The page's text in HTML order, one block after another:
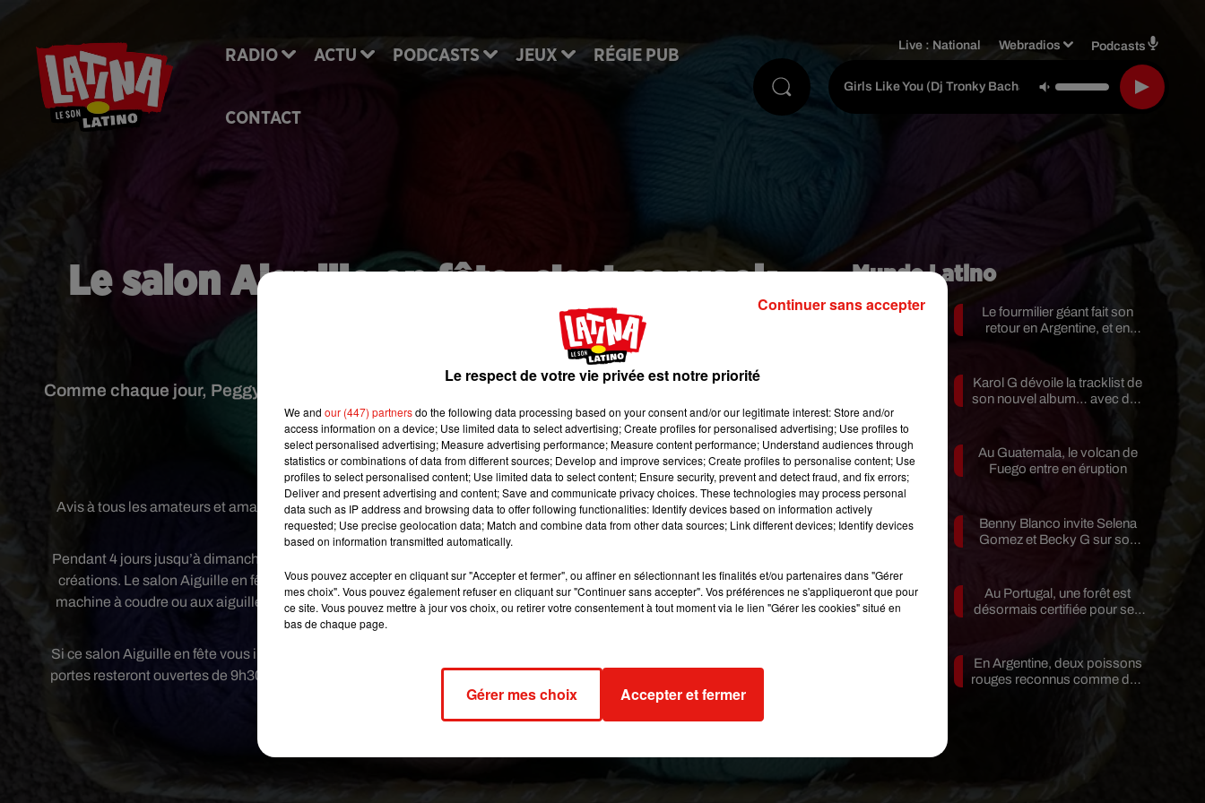
RADIO ACTU PODCASTS JEUX RÉGIE PUB
CONTACT
Live : National Webradios Podcasts
Girls Like You (dj Tronky Bachata Remix) - Maroon 5 Ft.
Le salon Aiguille en fête, c’est ce week-
Comme chaque jour, Peggy du Latino Show nous donne ses bons plans. Aujourd'hui c'est une idée
de sortie pour le week-end.
Crédit image:Pixabay
Avis à tous les amateurs et amatrices de tricot et autre broderie ; le salon aiguille en fête ouvre ses portes dès ce jeudi à
Paris au parc-exposition de la Porte de Versailles.
Pendant 4 jours jusqu’à dimanche, vous pourrez trouver sur place toute sorte de tissu, dentelle et patron pour vos futures
créations. Le salon Aiguille en fête c’est aussi de nombreux ateliers pour les débutant(e)s qui voudraient s’essayer à la
machine à coudre ou aux aiguilles. Enfin des animations un peu plus ludiques sont prévues comme le speed knitting, le
Championnat de France de tricot de vitesse.
Si ce salon Aiguille en fête vous intéresse, il fait nocturne jeudi pour son premier jour d’ouverture de 9h30 à 21h. Sinon les
portes resteront ouvertes de 9h30 à 18h30 vendredi et samedi et 9h30 à 17h dimanche. Côté tarif, si vous achetez le billet
c’est 13 euros, 14 euros sur place.
Mundo Latino
Le fourmilier géant fait son
retour en Argentine, et en
Karol G dévoile la tracklist de
son nouvel album… avec des
Au Guatemala, le volcan de
Fuego entre en éruption
Benny Blanco invite Selena
Gomez et Becky G sur son
Au Portugal, une forêt est
désormais certifiée pour ses
En Argentine, deux poissons
rouges reconnus comme des
Le respect de votre vie privée est notre priorité
We and our (447) partnersdo the following data processing based on your consent and/or our legitimate interest: Store and/or
access information on a device; Use limited data to select advertising; Create profiles for personalised advertising; Use profiles to
select personalised advertising; Measure advertising performance; Measure content performance; Understand audiences through
statistics or combinations of data from different sources; Develop and improve services; Create profiles to personalise content; Use
profiles to select personalised content; Use limited data to select content; Ensure security, prevent and detect fraud, and fix errors;
Deliver and present advertising and content; Save and communicate privacy choices. These technologies may process personal
data such as IP address and browsing data to offer following functionalities: Identify devices based on information actively
requested; Use precise geolocation data; Match and combine data from other data sources; Link different devices; Identify devices
based on information transmitted automatically.
Vous pouvez accepter en cliquant sur "Accepter et fermer", ou affiner en sélectionnant les finalités et/ou partenaires dans "Gérer
mes choix". Vous pouvez également refuser en cliquant sur "Continuer sans accepter". Vos préférences ne s'appliqueront que pour
ce site. Vous pouvez mettre à jour vos choix, ou retirer votre consentement à tout moment via le lien "Gérer les cookies" situé en
bas de chaque page.
Gérer mes choix Accepter et fermer
Continuer sans accepter